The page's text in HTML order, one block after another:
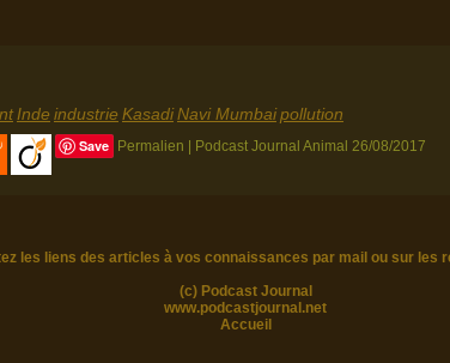
Inde industrie KasadiNavi Mumbaipollution
Save Permalien Podcast Journal Animal 26/08/2017
les liens des articles à vos connaissances par mail ou sur les
(c) Podcast Journal
www.podcastjournal.net
Accueil